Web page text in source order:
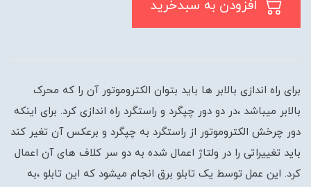
برای راه اندازی بالابر ها باید بتوان الکتروموتور آن را که محرک
بالابر میباشد ،در دو دور چپگرد و راستگرد راه اندازی کرد. برای اینکه
دور چرخش الکتروموتور از راستگرد به چپگرد و برعکس آن تغیر کند
باید تغییراتی را در ولتاژ اعمال شده به دو سر کلاف های آن اعمال
کرد. این عمل توسط یک تابلو برق انجام میشود که این تابلو ،به